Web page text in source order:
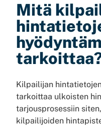
Mitä
Kilpailijan
tarkoittaa ulkoisten
tarjousprosessiin
kilpailijoiden